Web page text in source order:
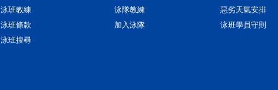
泳班教練
泳班條款
泳班搜尋
泳隊教練
加入泳隊
惡劣天氣安排
泳班學員守則